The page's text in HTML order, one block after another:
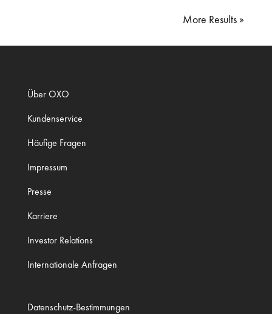
« Older Entries
Über OXO
Kundenservice
Häufige Fragen
Impressum
Presse
Karriere
Investor Relations
Internationale Anfragen
Datenschutz-Bestimmungen